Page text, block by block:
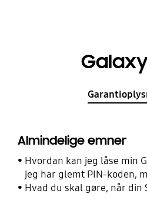
Galaxy
Almindelige emner
Hvordan kan jeg låse min
jeg har glemt PIN-koden,
adgangskoden?
Hvad du skal gøre, når din